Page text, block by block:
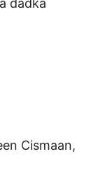
Cismaan,